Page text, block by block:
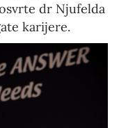
dr Njufelda
karijere.